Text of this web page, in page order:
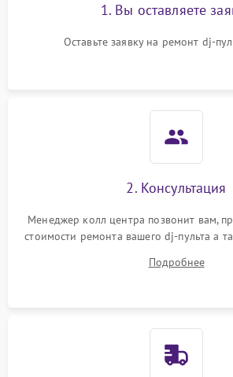
1. Вы оставляете
Оставьте заявку на ремонт dj-
2. Консультация
Менеджер колл центра позвонит вам,
стоимости ремонта вашего dj-пульта а
Подробнее